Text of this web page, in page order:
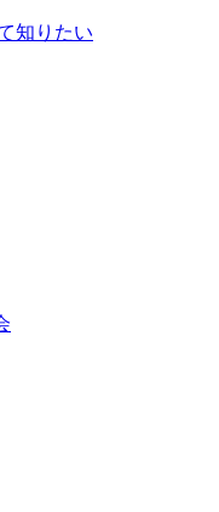
知りたい